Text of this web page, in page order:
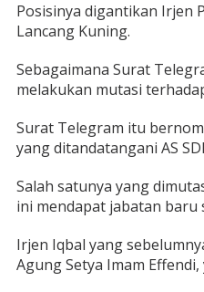
S
I
M
H
s
m
J
a
t
K
Posisinya digantikan Irjen
Lancang Kuning.
Sebagaimana Surat
melakukan mutasi
Surat Telegram itu
yang ditandatangani AS
Salah satunya yang
ini mendapat jabatan baru
Irjen Iqbal yang
Agung Setya Imam